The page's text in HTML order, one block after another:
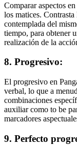
Comparar aspectos
los matices.
contemplada del
tiempo, para obtener
realización de la
8. Progresivo:
El progresivo en
verbal, lo que a
combinaciones
auxiliar como to be
marcadores
9. Perfecto